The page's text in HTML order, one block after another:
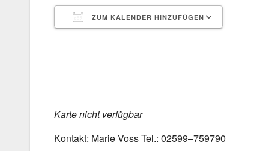
ZUM KALENDER HINZUFÜGEN
Kar­te nicht ver­füg­bar
Kon­takt: Marie Voss Tel.: 02599–759790